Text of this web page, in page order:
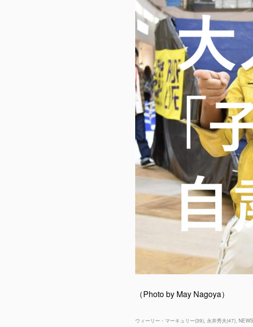
（Photo by May Nagoya）
ウィーリー・マーキュリー(39) 永井秀夫(47) NEWS